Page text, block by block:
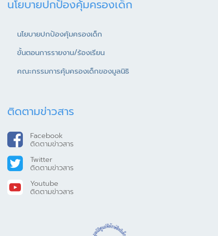
นโยบายปกป้องคุ้มครองเด็ก
นโยบายปกป้องคุ้มครองเด็ก
ขั้นตอนการรายงาน/ร้องเรียน
คณะกรรมการคุ้มครองเด็กของมูลนิธิ
ติดตามข่าวสาร
Facebook
ติดตามข่าวสาร
Twitter
ติดตามข่าวสาร
Youtube
ติดตามข่าวสาร